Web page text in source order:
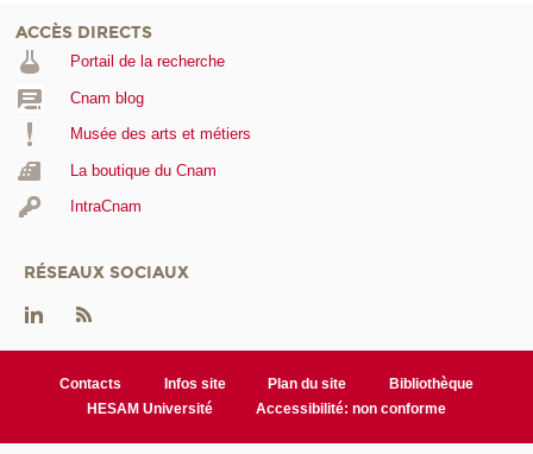
ACCÈS DIRECTS
Portail de la recherche
Cnam blog
Musée des arts et métiers
La boutique du Cnam
IntraCnam
RÉSEAUX SOCIAUX
Contacts Infos site Plan du site
Bibliothèque
HESAM Université
Accessibilité: non conforme